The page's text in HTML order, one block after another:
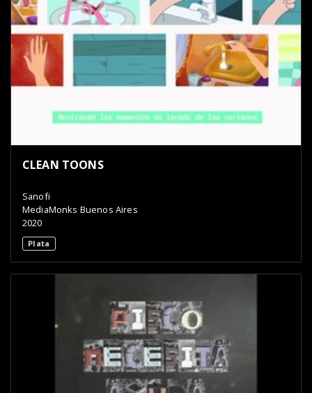
CLEAN TOONS
Sanofi
MediaMonks Buenos Aires
2020
Plata